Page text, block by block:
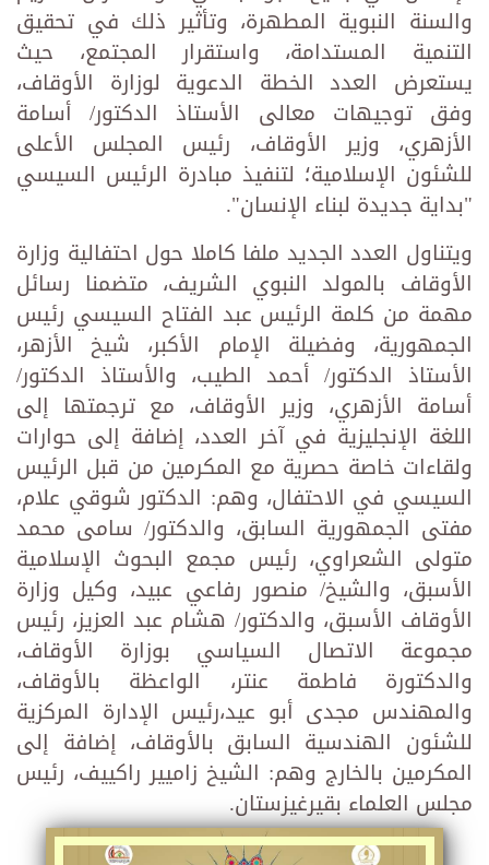
والسنة النبوية المطهرة، وتأثير ذلك في تحقيق
التنمية المستدامة، واستقرار المجتمع، حيث
يستعرض العدد الخطة الدعوية لوزارة الأوقاف،
وفق توجيهات معالى الأستاذ الدكتور/ أسامة
الأزهري، وزير الأوقاف، رئيس المجلس الأعلى
للشئون الإسلامية؛ لتنفيذ مبادرة الرئيس السيسي
"بداية جديدة لبناء الإنسان".
ويتناول العدد الجديد ملفا كاملا حول احتفالية وزارة
الأوقاف بالمولد النبوي الشريف، متضمنا رسائل
مهمة من كلمة الرئيس عبد الفتاح السيسي رئيس
الجمهورية، وفضيلة الإمام الأكبر، شيخ الأزهر،
الأستاذ الدكتور/ أحمد الطيب، والأستاذ الدكتور/
أسامة الأزهري، وزير الأوقاف، مع ترجمتها إلى
اللغة الإنجليزية في آخر العدد، إضافة إلى حوارات
ولقاءات خاصة حصرية مع المكرمين من قبل الرئيس
السيسي في الاحتفال، وهم: الدكتور شوقي علام،
مفتى الجمهورية السابق، والدكتور/ سامى محمد
متولى الشعراوي، رئيس مجمع البحوث الإسلامية
الأسبق، والشيخ/ منصور رفاعي عبيد، وكيل وزارة
الأوقاف الأسبق، والدكتور/ هشام عبد العزيز، رئيس
مجموعة الاتصال السياسي بوزارة الأوقاف،
والدكتورة فاطمة عنتر، الواعظة بالأوقاف،
والمهندس مجدى أبو عيد،رئيس الإدارة المركزية
للشئون الهندسية السابق بالأوقاف، إضافة إلى
المكرمين بالخارج وهم: الشيخ زاميير راكييف، رئيس
مجلس العلماء بقيرغيزستان.